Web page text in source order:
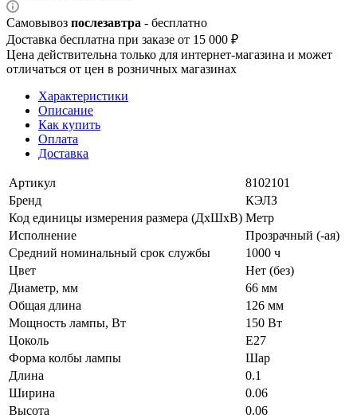
Самовывоз послезавтра - бесплатно
Доставка бесплатна при заказе от 15 000 ₽
Цена действительна только для интернет-магазина и может
отличаться от цен в розничных магазинах
Характеристики
Описание
Как купить
Оплата
Доставка
Артикул
8102101
Бренд
КЭЛЗ
Код единицы измерения размера (ДхШхВ) Метр
Исполнение
Прозрачный (-ая)
Средний номинальный срок службы
1000 ч
Цвет
Нет (без)
Диаметр, мм
66 мм
Общая длина
126 мм
Мощность лампы, Вт
150 Вт
Цоколь
E27
Форма колбы лампы
Шар
Длина
0.1
Ширина
0.06
Высота
0.06